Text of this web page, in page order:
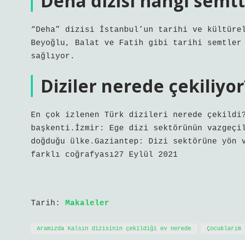
“Deha” dizisi İstanbul’un tarihi ve kültürel
Beyoğlu, Balat ve Fatih gibi tarihi semtler
sağlıyor.
Diziler nerede
En çok izlenen Türk dizileri nerede
başkenti.İzmir: Ege dizi sektörünün
doğduğu ülke.Gaziantep: Dizi sektörüne
farklı coğrafyası27 Eylül 2021
Tarih: Makaleler
Aramızda Kalsın dizisinin çekildiği ev nerede